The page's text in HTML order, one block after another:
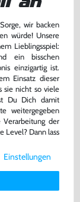
€
wir backen
würde! Unsere
Lieblingsspiel:
ein bisschen
einzigartig ist.
Einsatz dieser
sie nicht so viele
Du Dich damit
weitergegeben
der
Level? Dann lass
Cookies und
Daten­schutz­
Einstellungen